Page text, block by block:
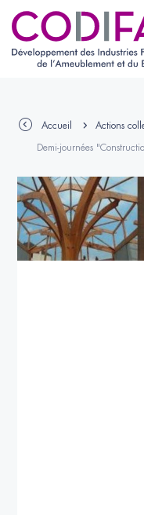
Accueil Actions
Demi-journées